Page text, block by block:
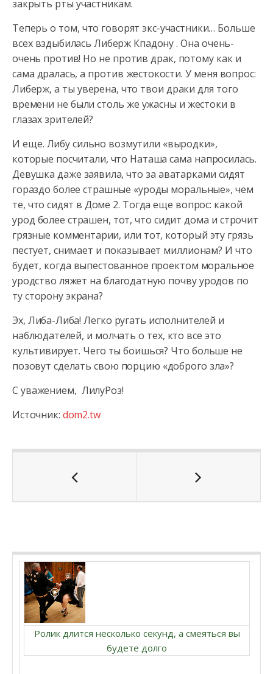
закрыть рты участникам.
Теперь о том, что говорят экс-участники… Больше
всех вздыбилась Либерж Кпадону . Она очень-
очень против! Но не против драк, потому как и
сама дралась, а против жестокости. У меня вопрос:
Либерж, а ты уверена, что твои драки для того
времени не были столь же ужасны и жестоки в
глазах зрителей?
И еще. Либу сильно возмутили «выродки»,
которые посчитали, что Наташа сама напросилась.
Девушка даже заявила, что за аватарками сидят
гораздо более страшные «уроды моральные», чем
те, что сидят в Доме 2. Тогда еще вопрос: какой
урод более страшен, тот, что сидит дома и строчит
грязные комментарии, или тот, который эту грязь
пестует, снимает и показывает миллионам? И что
будет, когда выпестованное проектом моральное
уродство ляжет на благодатную почву уродов по
ту сторону экрана?
Эх, Либа-Либа! Легко ругать исполнителей и
наблюдателей, и молчать о тех, кто все это
культивирует. Чего ты боишься? Что больше не
позовут сделать свою порцию «доброго зла»?
С уважением, ЛилуРоз!
Источник: dom2.tw
Ролик длится несколько секунд, а смеяться вы
будете долго